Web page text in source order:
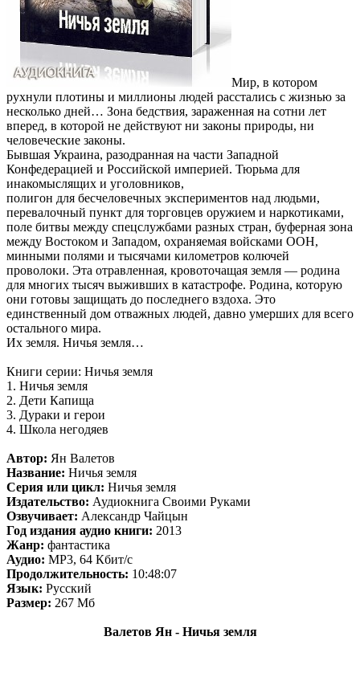
Мир, в котором
рухнули плотины и миллионы людей расстались с жизнью за
несколько дней… Зона бедствия, зараженная на сотни лет
вперед, в которой не действуют ни законы природы, ни
человеческие законы.
Бывшая Украина, разодранная на части Западной
Конфедерацией и Российской империей. Тюрьма для
инакомыслящих и уголовников,
полигон для бесчеловечных экспериментов над людьми,
перевалочный пункт для торговцев оружием и наркотиками,
поле битвы между спецслужбами разных стран, буферная зона
между Востоком и Западом, охраняемая войсками ООН,
минными полями и тысячами километров колючей
проволоки. Эта отравленная, кровоточащая земля — родина
для многих тысяч выживших в катастрофе. Родина, которую
они готовы защищать до последнего вздоха. Это
единственный дом отважных людей, давно умерших для всего
остального мира.
Их земля. Ничья земля…
Книги серии: Ничья земля
1. Ничья земля
2. Дети Капища
3. Дураки и герои
4. Школа негодяев
Автор: Ян Валетов
Название: Ничья земля
Серия или цикл: Ничья земля
Издательство: Аудиокнига Своими Руками
Озвучивает: Александр Чайцын
Год издания аудио книги: 2013
Жанр: фантастика
Аудио: MP3, 64 Кбит/с
Продолжительность: 10:48:07
Язык: Русский
Размер: 267 Мб
Валетов Ян - Ничья земля